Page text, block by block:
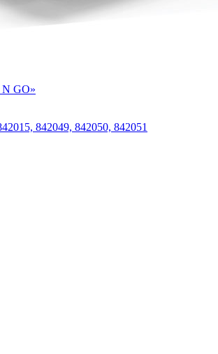
GO»
842049, 842050, 842051